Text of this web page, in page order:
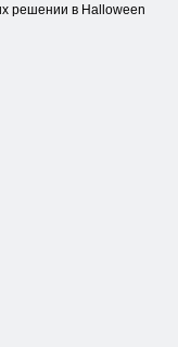
решении в Halloween